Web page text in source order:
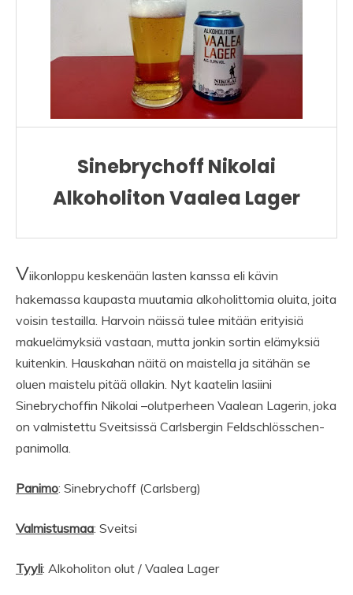
Sinebrychoff Nikolai
Alkoholiton Vaalea Lager
Viikonloppu keskenään lasten kanssa eli kävin
hakemassa kaupasta muutamia alkoholittomia oluita, joita
voisin testailla. Harvoin näissä tulee mitään erityisiä
makuelämyksiä vastaan, mutta jonkin sortin elämyksiä
kuitenkin. Hauskahan näitä on maistella ja sitähän se
oluen maistelu pitää ollakin. Nyt kaatelin lasiini
Sinebrychoffin Nikolai –olutperheen Vaalean Lagerin, joka
on valmistettu Sveitsissä Carlsbergin Feldschlösschen-
panimolla.
Panimo: Sinebrychoff (Carlsberg)
Valmistusmaa: Sveitsi
Tyyli: Alkoholiton olut / Vaalea Lager